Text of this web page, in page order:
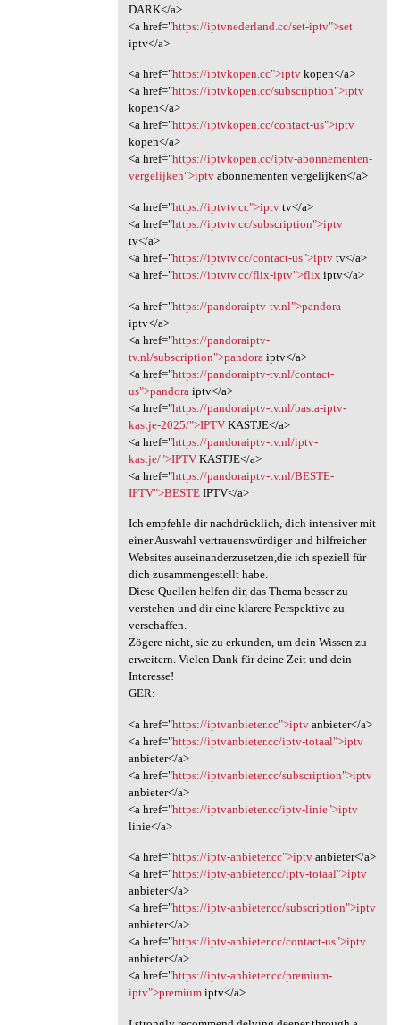
DARK</a>
<a href="https://iptvnederland.cc/set-iptv">set
iptv</a>
<a href="https://iptvkopen.cc">iptvkopen</a>
<a href="https://iptvkopen.cc/subscription">iptv
kopen</a>
<a href="https://iptvkopen.cc/contact-us">iptv
kopen</a>
<a href="https://iptvkopen.cc/iptv-abonnementen-
vergelijken">iptvabonnementen vergelijken</a>
<a href="https://iptvtv.cc">iptvtv</a>
<a href="https://iptvtv.cc/subscription">iptv
tv</a>
<a href="https://iptvtv.cc/contact-us">iptvtv</a>
<a href="https://iptvtv.cc/flix-iptv">flix iptv</a>
<a href="https://pandoraiptv-tv.nl">pandora
iptv</a>
<a href="https://pandoraiptv-
tv.nl/subscription">pandora iptv</a>
<a href="https://pandoraiptv-tv.nl/contact-
us">pandora iptv</a>
<a href="https://pandoraiptv-tv.nl/basta-iptv-
kastje-2025/">IPTVKASTJE</a>
<a href="https://pandoraiptv-tv.nl/iptv-
kastje/">IPTVKASTJE</a>
<a href="https://pandoraiptv-tv.nl/BESTE-
IPTV">BESTEIPTV</a>
Ich empfehle dir nachdrücklich, dich intensiver mit
einer Auswahl vertrauenswürdiger und hilfreicher
Websites auseinanderzusetzen,die ich speziell für
dich zusammengestellt habe.
Diese Quellen helfen dir, das Thema besser zu
verstehen und dir eine klarere Perspektive zu
verschaffen.
Zögere nicht, sie zu erkunden, um dein Wissen zu
erweitern. Vielen Dank für deine Zeit und dein
Interesse!
GER:
<a href="https://iptvanbieter.cc">iptvanbieter</a>
<a href="https://iptvanbieter.cc/iptv-totaal">iptv
anbieter</a>
<a href="https://iptvanbieter.cc/subscription">iptv
anbieter</a>
<a href="https://iptvanbieter.cc/iptv-linie">iptv
linie</a>
<a href="https://iptv-anbieter.cc">iptvanbieter</a>
<a href="https://iptv-anbieter.cc/iptv-totaal">iptv
anbieter</a>
<a href="https://iptv-anbieter.cc/subscription">iptv
anbieter</a>
<a href="https://iptv-anbieter.cc/contact-us">iptv
anbieter</a>
<a href="https://iptv-anbieter.cc/premium-
iptv">premiumiptv</a>